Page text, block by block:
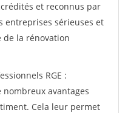
et reconnus par
entreprises sérieuses et
de la rénovation
RGE :
nombreux avantages
Cela leur permet